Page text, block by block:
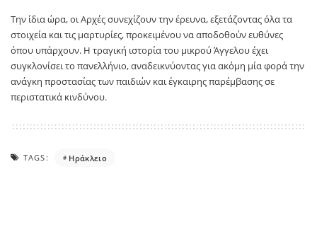
Την ίδια ώρα, οι Αρχές συνεχίζουν την έρευνα, εξετάζοντας όλα τα
στοιχεία και τις μαρτυρίες, προκειμένου να αποδοθούν ευθύνες
όπου υπάρχουν. Η τραγική ιστορία του μικρού Άγγελου έχει
συγκλονίσει το πανελλήνιο, αναδεικνύοντας για ακόμη μία φορά την
ανάγκη προστασίας των παιδιών και έγκαιρης παρέμβασης σε
περιστατικά κινδύνου.
TAGS: Ηράκλειο